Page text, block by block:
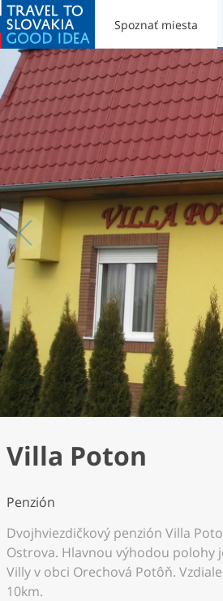
Spoznať miesta
Villa Poton
Penzión
Dvojhviezdičkový penzión Villa
Ostrova. Hlavnou výhodou polohy
Villy v obci Orechová Potôň.
10km.